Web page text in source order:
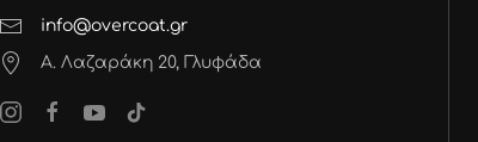
info@overcoat.gr
Α. Λαζαράκη 20, Γλυφάδα